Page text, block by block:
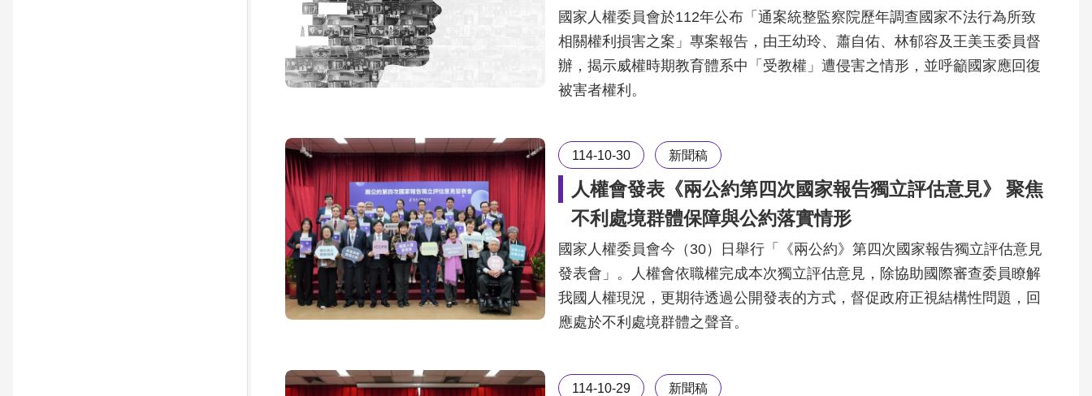
國家人權委員會於112年公布「通案統整監察院歷年調查國家不法行為所致
相關權利損害之案」專案報告，由王幼玲、蕭自佑、林郁容及王美玉委員督
辦，揭示威權時期教育體系中「受教權」遭侵害之情形，並呼籲國家應回復
被害者權利。
114-10-30 新聞稿
人權會發表《兩公約第四次國家報告獨立評估意見》 聚焦
不利處境群體保障與公約落實情形
國家人權委員會今（30）日舉行「《兩公約》第四次國家報告獨立評估意見
發表會」。人權會依職權完成本次獨立評估意見，除協助國際審查委員瞭解
我國人權現況，更期待透過公開發表的方式，督促政府正視結構性問題，回
應處於不利處境群體之聲音。
114-10-29 新聞稿